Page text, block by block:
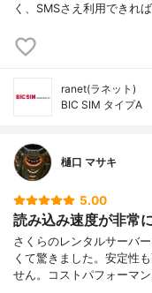
く、SMSさえ利用できれ
ranet(ラネット)
BIC SIM タイプA
樋口 マサキ
5.00
読み込み速度が非常に
さくらのレンタルサーバ
くて驚きました。安定性
せん。コストパフォーマ